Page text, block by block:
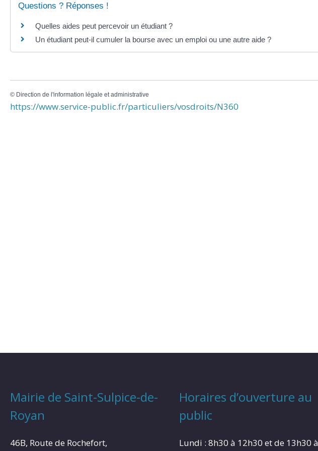
Questions ? Réponses !
Quelles aides peut percevoir un étudiant ?
Un étudiant peut-il cumuler la bourse avec un emploi ou une autre aide ?
© Direction de l'information légale et administrative
https://www.service-public.fr/particuliers/vosdroits/N360
Mairie de Saint-Sulpice-de-
Royan
46B, Route de Rochefort,
Horaires d’ouverture au
public
Lundi : 8h30 à 12h30 et de 13h30 à